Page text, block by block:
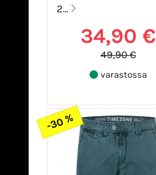
2...
34,90 €
49,90 €
varastossa
-30 %